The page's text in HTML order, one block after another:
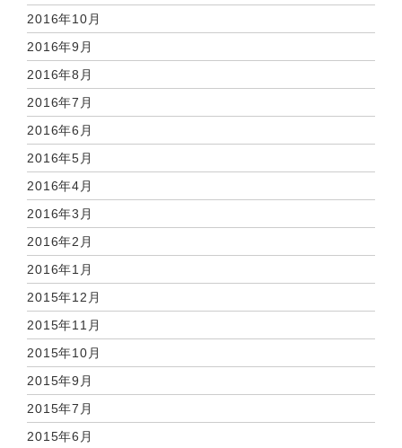
2016年10月
2016年9月
2016年8月
2016年7月
2016年6月
2016年5月
2016年4月
2016年3月
2016年2月
2016年1月
2015年12月
2015年11月
2015年10月
2015年9月
2015年7月
2015年6月